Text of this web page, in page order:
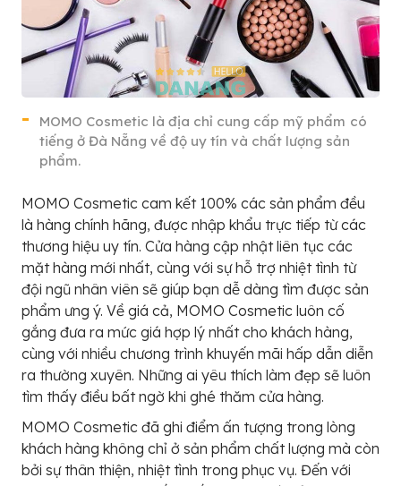
MOMO Cosmetic là địa chỉ cung cấp mỹ phẩm có
tiếng ở Đà Nẵng về độ uy tín và chất lượng sản
phẩm.
MOMO Cosmetic cam kết 100% các sản phẩm đều
là hàng chính hãng, được nhập khẩu trực tiếp từ các
thương hiệu uy tín. Cửa hàng cập nhật liên tục các
mặt hàng mới nhất, cùng với sự hỗ trợ nhiệt tình từ
đội ngũ nhân viên sẽ giúp bạn dễ dàng tìm được sản
phẩm ưng ý. Về giá cả, MOMO Cosmetic luôn cố
gắng đưa ra mức giá hợp lý nhất cho khách hàng,
cùng với nhiều chương trình khuyến mãi hấp dẫn diễn
ra thường xuyên. Những ai yêu thích làm đẹp sẽ luôn
tìm thấy điều bất ngờ khi ghé thăm cửa hàng.
MOMO Cosmetic đã ghi điểm ấn tượng trong lòng
khách hàng không chỉ ở sản phẩm chất lượng mà còn
bởi sự thân thiện, nhiệt tình trong phục vụ. Đến với